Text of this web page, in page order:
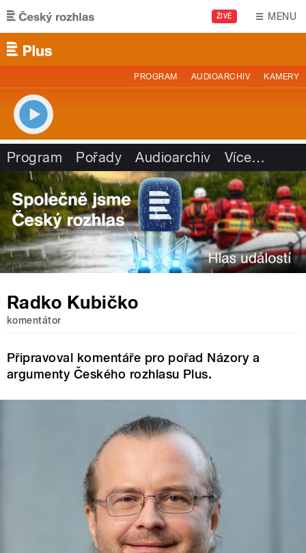
Přejít k hlavnímu obsahu
ŽIVĚ MENU
PROGRAM AUDIOARCHIV KAMERY
Program Pořady Audioarchiv Více…
Radko Kubičko
komentátor
Připravoval komentáře pro pořad Názory a
argumenty Českého rozhlasu Plus.